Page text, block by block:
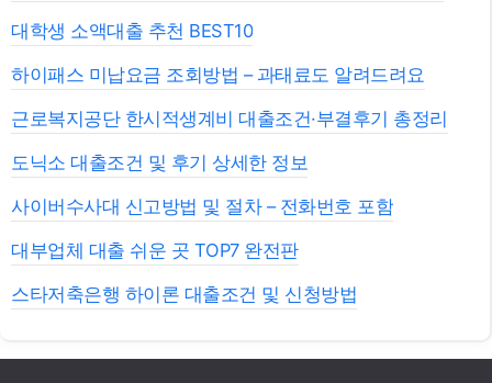
대학생 소액대출 추천 BEST10
하이패스 미납요금 조회방법 – 과태료도 알려드려요
근로복지공단 한시적생계비 대출조건·부결후기 총정리
도닉소 대출조건 및 후기 상세한 정보
사이버수사대 신고방법 및 절차 – 전화번호 포함
대부업체 대출 쉬운 곳 TOP7 완전판
스타저축은행 하이론 대출조건 및 신청방법